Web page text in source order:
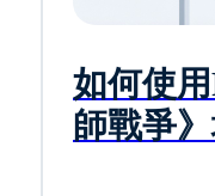
如何使
師戰爭